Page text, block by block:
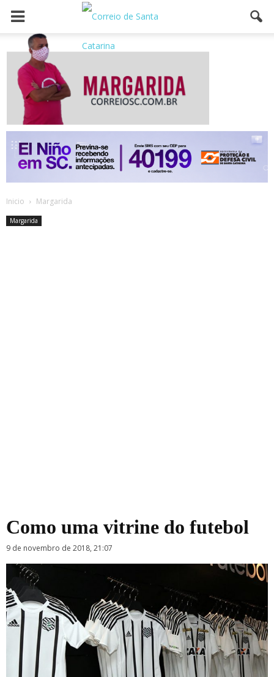
Inicio Margarida
Margarida
Como uma vitrine do futebol
9 de novembro de 2018, 21:07